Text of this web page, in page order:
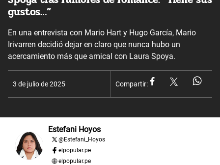
gustos…”
En una entrevista con Mario Hart y Hugo García, Mario
Irivarren decidió dejar en claro que nunca hubo un
acercamiento más que amical con Laura Spoya.
3 de julio de 2025 Compartir:
Estefani Hoyos
@Estefani_Hoyos
elpopular.pe
elpopular.pe